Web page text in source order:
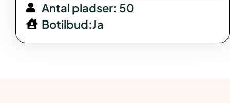
Antal pladser: 50
Botilbud:Ja